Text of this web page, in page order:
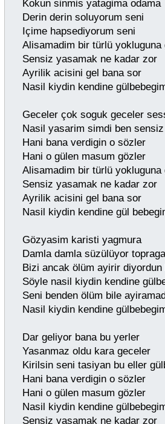
Kokun sinmis yatagima odama
Derin derin soluyorum seni
Içime hapsediyorum seni
Alisamadim bir türlü yokluguna
Sensiz yasamak ne kadar zor
Ayrilik acisini gel bana sor
Nasil kiydin kendine
Geceler çok soguk geceler
Nasil yasarim simdi ben sensiz
Hani bana verdigin o sözler
Hani o gülen masum gözler
Alisamadim bir türlü yokluguna
Sensiz yasamak ne kadar zor
Ayrilik acisini gel bana sor
Nasil kiydin kendine gül
Gözyasim karisti yagmura
Damla damla süzülüyor topraga
Bizi ancak ölüm ayirir diyordun
Söyle nasil kiydin kendine
Seni benden ölüm bile
Nasil kiydin kendine
Dar geliyor bana bu yerler
Yasanmaz oldu kara geceler
Kirilsin seni tasiyan bu eller
Hani bana verdigin o sözler
Hani o gülen masum gözler
Nasil kiydin kendine
Sensiz yasamak ne kadar zor